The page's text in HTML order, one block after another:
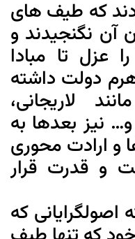
که طیف های
آن نگنجیدند و
عزل تا مبادا
دولت داشته
لاریجانی،
و… نیز بعدها به
و ارادت محوری
و قدرت قرار
که